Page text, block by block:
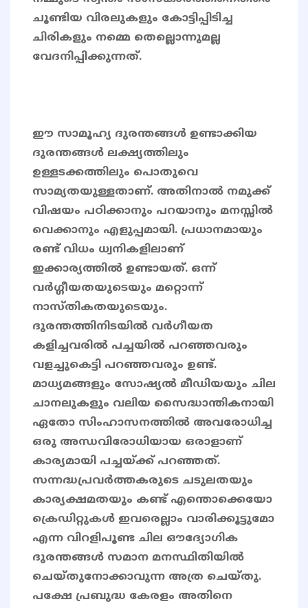
ചൂണ്ടിയ വിരലുകളും കോട്ടിപ്പിടിച്ച
ചിരികളും നമ്മെ തെല്ലൊന്നുമല്ല
വേദനിപ്പിക്കുന്നത്.
ഈ സാമൂഹ്യ ദുരന്തങ്ങൾ ഉണ്ടാക്കിയ
ദുരന്തങ്ങൾ ലക്ഷ്യത്തിലും
ഉള്ളടക്കത്തിലും പൊതുവെ
സാമ്യതയുള്ളതാണ്. അതിനാൽ നമുക്ക്
വിഷയം പഠിക്കാനും പറയാനും മനസ്സിൽ
വെക്കാനും എളുപ്പമായി. പ്രധാനമായും
രണ്ട് വിധം ധ്വനികളിലാണ്
ഇക്കാര്യത്തിൽ ഉണ്ടായത്. ഒന്ന്
വർഗ്ഗീയതയുടെയും മറ്റൊന്ന്
നാസ്തികതയുടെയും.
ദുരന്തത്തിനിടയിൽ വർഗീയത
കളിച്ചവരിൽ പച്ചയിൽ പറഞ്ഞവരും
വളച്ചുകെട്ടി പറഞ്ഞവരും ഉണ്ട്.
മാധ്യമങ്ങളും സോഷ്യൽ മീഡിയയും ചില
ചാനലുകളും വലിയ സൈദ്ധാന്തികനായി
ഏതോ സിംഹാസനത്തിൽ അവരോധിച്ച
ഒരു അന്ധവിരോധിയായ ഒരാളാണ്
കാര്യമായി പച്ചയ്ക്ക് പറഞ്ഞത്.
സന്നദ്ധപ്രവർത്തകരുടെ ചടുലതയും
കാര്യക്ഷമതയും കണ്ട് എന്തൊക്കെയോ
ക്രെഡിറ്റുകൾ ഇവരെല്ലാം വാരിക്കൂട്ടുമോ
എന്ന വിറളിപൂണ്ട ചില ഔദ്യോഗിക
ദുരന്തങ്ങൾ സമാന മനസ്ഥിതിയിൽ
ചെയ്തുനോക്കാവുന്ന അത്ര ചെയ്തു.
പക്ഷേ പ്രബുദ്ധ കേരളം അതിനെ